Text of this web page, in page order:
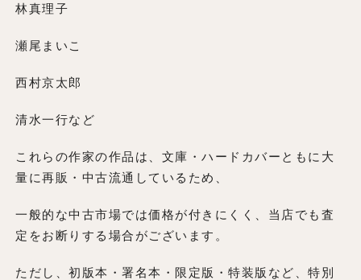
林真理子
瀬尾まいこ
西村京太郎
清水一行など
これらの作家の作品は、文庫・ハードカバーともに大
量に再販・中古流通しているため、
一般的な中古市場では価格が付きにくく、当店でも査
定をお断りする場合がございます。
ただし、初版本・署名本・限定版・特装版など、特別